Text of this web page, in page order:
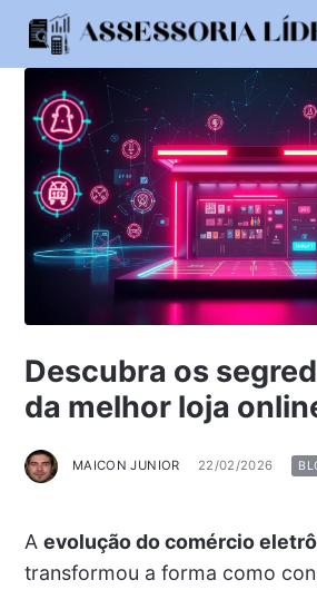
Descubra os
da melhor loja
MAICON JUNIOR 22/02/2026
A evolução do comércio
transformou a forma como